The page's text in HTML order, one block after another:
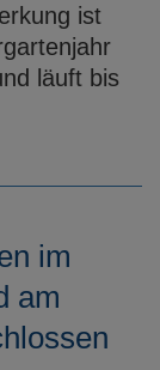
ist
läuft bis
im
am